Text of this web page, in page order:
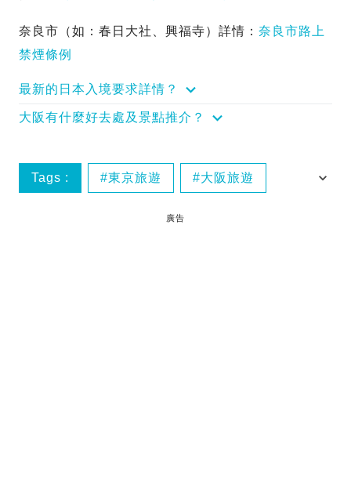
奈良市（如：春日大社、興福寺）詳情： 奈良市路上
禁煙條例
最新的日本入境要求詳情？
大阪有什麼好去處及景點推介？
Tags : 東京旅遊 大阪旅遊
廣告